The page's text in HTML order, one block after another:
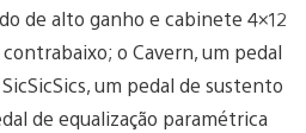
de alto ganho e cabinete 4×12
o Cavern, um pedal
um pedal de sustento
de equalização paramétrica